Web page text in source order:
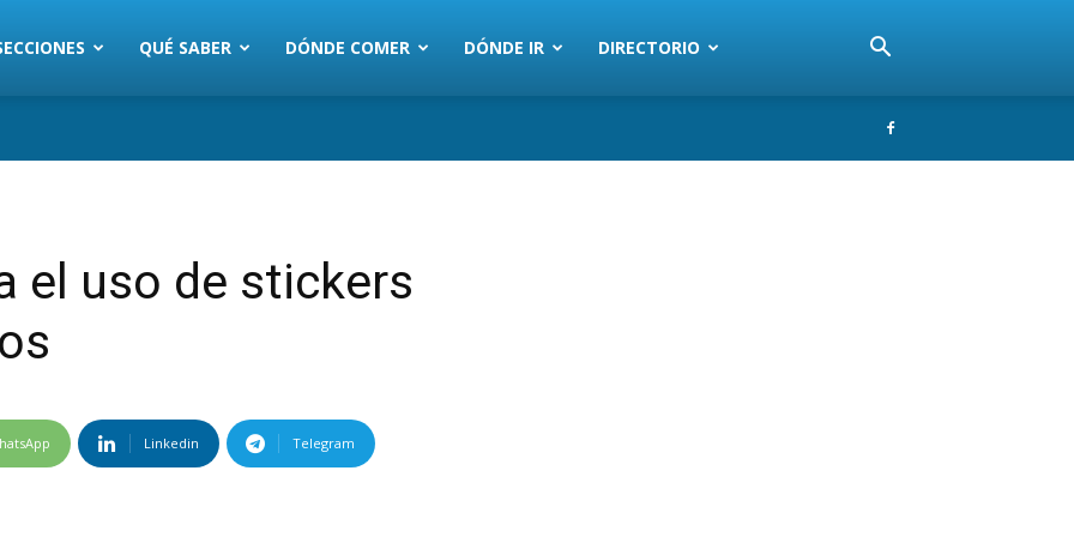
QUÉ SABER DÓNDE COMER DÓNDE IR DIRECTORIO
el uso de stickers
Linkedin Telegram